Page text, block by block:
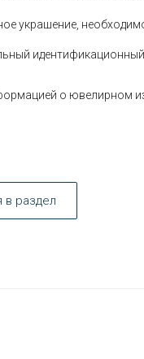
украшение,
о ювелирном
в раздел